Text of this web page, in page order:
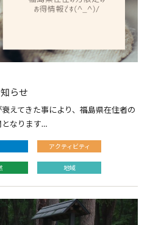
らせ
えてきた事により、福島県在住者の
となります…
アクティビティ
地域